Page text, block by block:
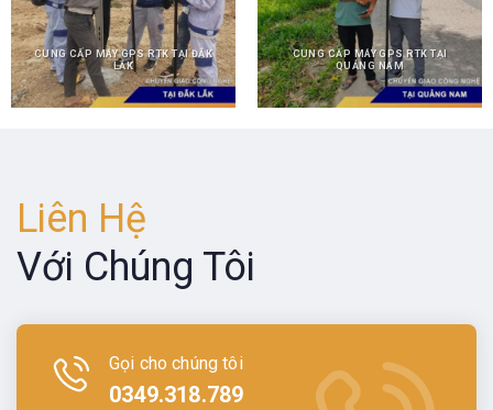
CUNG CẤP MÁY GPS RTK TẠI ĐẮK
LẮK
CUNG CẤP MÁY GPS RTK TẠI
QUẢNG NAM
Liên Hệ
Với Chúng Tôi
Gọi cho chúng tôi
0349.318.789